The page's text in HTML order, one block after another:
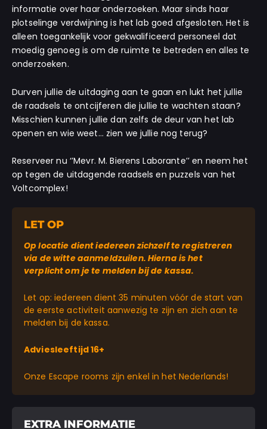
informatie over haar onderzoeken. Maar sinds haar
plotselinge verdwijning is het lab goed afgesloten. Het is
alleen toegankelijk voor gekwalificeerd personeel dat
moedig genoeg is om de ruimte te betreden en alles te
onderzoeken.
Durven jullie de uitdaging aan te gaan en lukt het jullie
de raadsels te ontcijferen die jullie te wachten staan?
Misschien kunnen jullie dan zelfs de deur van het lab
openen en wie weet… zien we jullie nog terug?
Reserveer nu ‘’Mevr. M. Bierens Laborante’’ en neem het
op tegen de uitdagende raadsels en puzzels van het
Voltcomplex!
LET OP
Op locatie dient iedereen zichzelf te registreren
via de witte aanmeldzuilen. Hierna is het
verplicht om je te melden bij de kassa.
Let op: iedereen dient 35 minuten vóór de start van
de eerste activiteit aanwezig te zijn en zich aan te
melden bij de kassa.
Adviesleeftijd 16+
Onze Escape rooms zijn enkel in het Nederlands!
EXTRA INFORMATIE